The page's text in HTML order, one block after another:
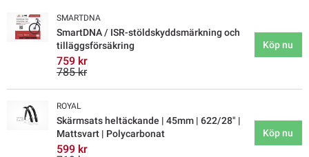
SMARTDNA
SmartDNA / ISR-stöldskyddsmärkning och
tilläggsförsäkring
759 kr
785 kr
Köp nu
ROYAL
Skärmsats heltäckande | 45mm | 622/28" |
Mattsvart | Polycarbonat
599 kr
Köp nu